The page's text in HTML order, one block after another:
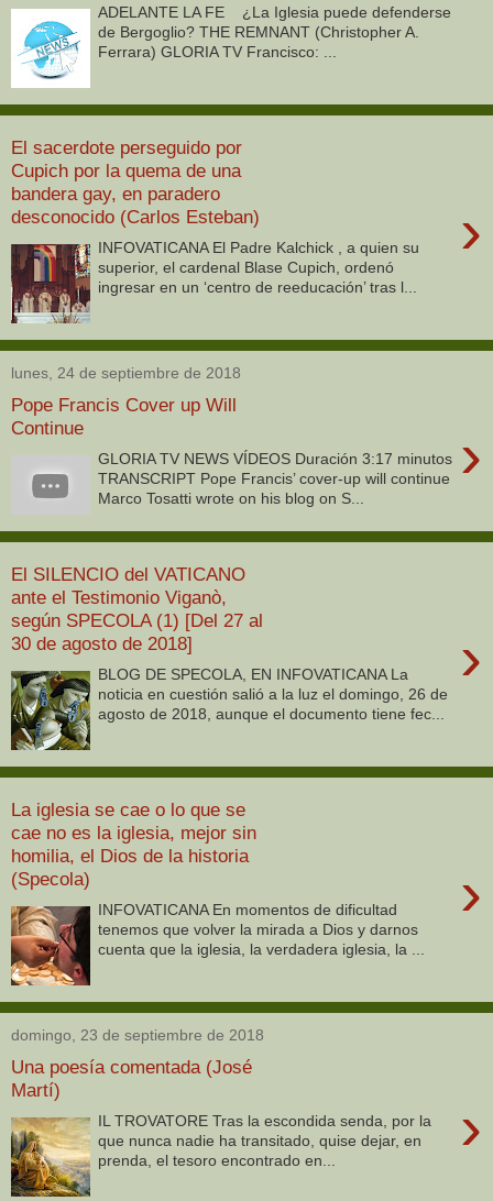
ADELANTE LA FE ¿La Iglesia puede defenderse
de Bergoglio? THE REMNANT (Christopher A.
Ferrara) GLORIA TV Francisco: ...
El sacerdote perseguido por
Cupich por la quema de una
bandera gay, en paradero
desconocido (Carlos Esteban)
›
INFOVATICANA El Padre Kalchick , a quien su
superior, el cardenal Blase Cupich, ordenó
ingresar en un ‘centro de reeducación’ tras l...
lunes, 24 de septiembre de 2018
Pope Francis Cover up Will
Continue
›
GLORIA TV NEWS VÍDEOS Duración 3:17 minutos
TRANSCRIPT Pope Francis’ cover-up will continue
Marco Tosatti wrote on his blog on S...
El SILENCIO del VATICANO
ante el Testimonio Viganò,
según SPECOLA (1) [Del 27 al
30 de agosto de 2018]
›
BLOG DE SPECOLA, EN INFOVATICANA La
noticia en cuestión salió a la luz el domingo, 26 de
agosto de 2018, aunque el documento tiene fec...
La iglesia se cae o lo que se
cae no es la iglesia, mejor sin
homilia, el Dios de la historia
(Specola)
›
INFOVATICANA En momentos de dificultad
tenemos que volver la mirada a Dios y darnos
cuenta que la iglesia, la verdadera iglesia, la ...
domingo, 23 de septiembre de 2018
Una poesía comentada (José
Martí)
›
IL TROVATORE Tras la escondida senda, por la
que nunca nadie ha transitado, quise dejar, en
prenda, el tesoro encontrado en...